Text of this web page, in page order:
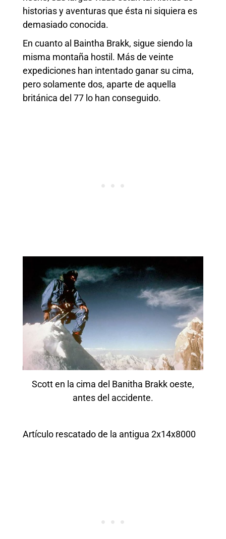
historias y aventuras que ésta ni siquiera es
demasiado conocida.
En cuanto al Baintha Brakk, sigue siendo la
misma montaña hostil. Más de veinte
expediciones han intentado ganar su cima,
pero solamente dos, aparte de aquella
británica del 77 lo han conseguido.
Scott en la cima del Banitha Brakk oeste,
antes del accidente.
Artículo rescatado de la antigua 2x14x8000